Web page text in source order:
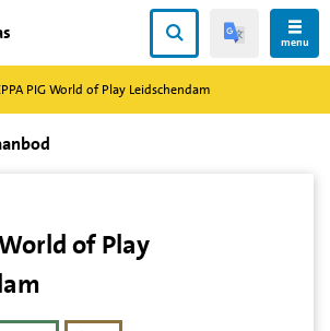
menu
PIG World of Play Leidschendam
World of Play